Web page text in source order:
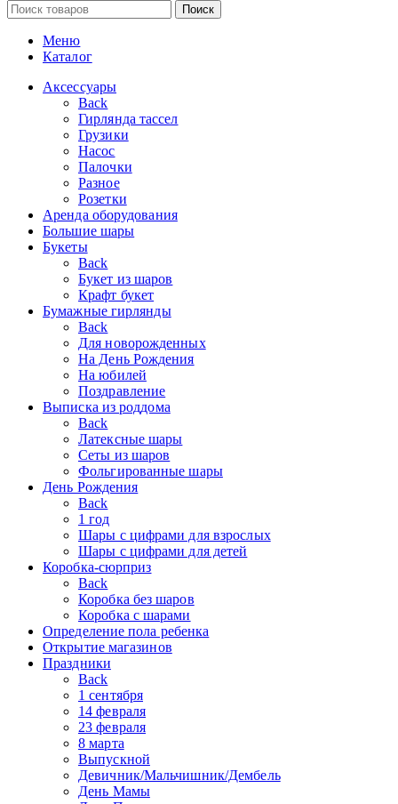
Поиск
Меню
Каталог
Аксессуары
Back
Гирлянда тассел
Грузики
Насос
Палочки
Разное
Розетки
Аренда оборудования
Большие шары
Букеты
Back
Букет из шаров
Крафт букет
Бумажные гирлянды
Back
Для новорожденных
На День Рождения
На юбилей
Поздравление
Выписка из роддома
Back
Латексные шары
Сеты из шаров
Фольгированные шары
День Рождения
Back
1 год
Шары с цифрами для взрослых
Шары с цифрами для детей
Коробка-сюрприз
Back
Коробка без шаров
Коробка с шарами
Определение пола ребенка
Открытие магазинов
Праздники
Back
1 сентября
14 февраля
23 февраля
8 марта
Выпускной
Девичник/Мальчишник/Дембель
День Мамы